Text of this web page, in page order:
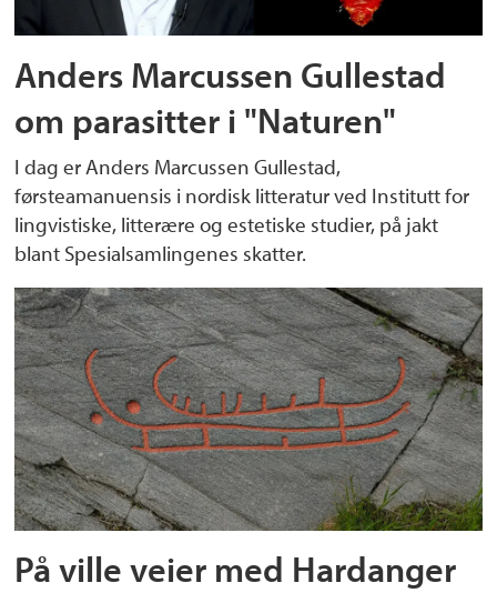
Anders Marcussen Gullestad
om parasitter i "Naturen"
I dag er Anders Marcussen Gullestad,
førsteamanuensis i nordisk litteratur ved Institutt for
lingvistiske, litterære og estetiske studier, på jakt
blant Spesialsamlingenes skatter.
På ville veier med Hardanger